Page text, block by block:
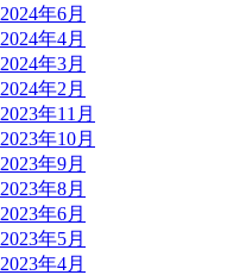
2024年6月
2024年4月
2024年3月
2024年2月
2023年11月
2023年10月
2023年9月
2023年8月
2023年6月
2023年5月
2023年4月